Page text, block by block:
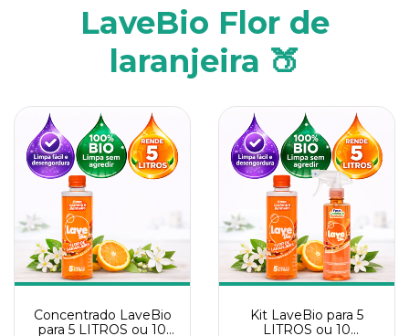
LaveBio Flor de
laranjeira 🍑
Concentrado LaveBio
para 5 LITROS ou 10
Kit LaveBio para 5
LITROS ou 10